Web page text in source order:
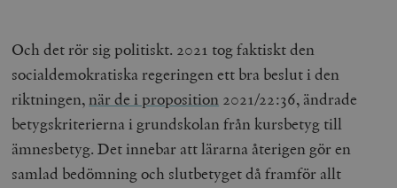
Och det rör sig politiskt. 2021 tog faktiskt den
socialdemokratiska regeringen ett bra beslut i den
riktningen,när de i proposition 2021/22:36, ändrade
betygskriterierna i grundskolan från kursbetyg till
ämnesbetyg. Det innebar att lärarna återigen gör en
samlad bedömning och slutbetyget då framför allt